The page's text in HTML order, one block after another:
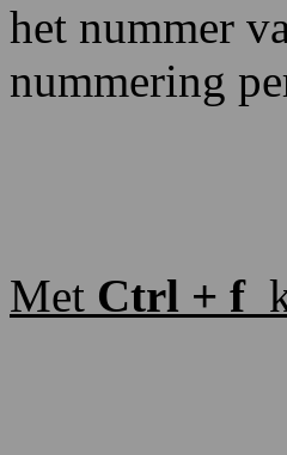
het nummer
nummering
Met Ctrl + f